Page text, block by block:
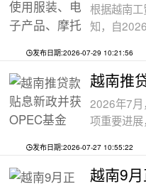
根据越南
知，自
发布日期:2026-07-29 10:21:56
2026年7月
项重要进
发布日期:2026-07-27 10:55:22